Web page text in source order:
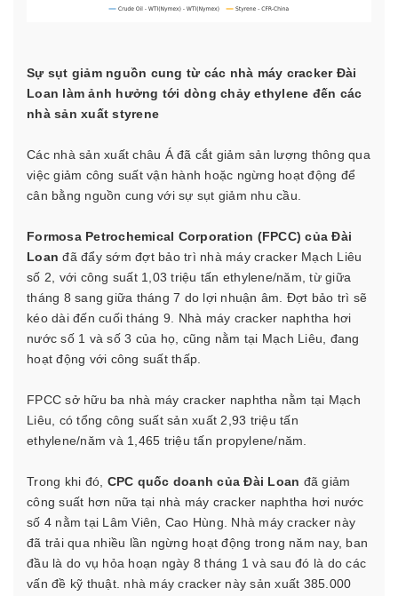
Sự sụt giảm nguồn cung từ các nhà máy cracker Đài
Loan làm ảnh hưởng tới dòng chảy ethylene đến các
nhà sản xuất styrene
Các nhà sản xuất châu Á đã cắt giảm sản lượng thông qua
việc giảm công suất vận hành hoặc ngừng hoạt động để
cân bằng nguồn cung với sự sụt giảm nhu cầu.
Formosa Petrochemical Corporation (FPCC) của Đài
Loan đã đẩy sớm đợt bảo trì nhà máy cracker Mạch Liêu
số 2, với công suất 1,03 triệu tấn ethylene/năm, từ giữa
tháng 8 sang giữa tháng 7 do lợi nhuận âm. Đợt bảo trì sẽ
kéo dài đến cuối tháng 9. Nhà máy cracker naphtha hơi
nước số 1 và số 3 của họ, cũng nằm tại Mạch Liêu, đang
hoạt động với công suất thấp.
FPCC sở hữu ba nhà máy cracker naphtha nằm tại Mạch
Liêu, có tổng công suất sản xuất 2,93 triệu tấn
ethylene/năm và 1,465 triệu tấn propylene/năm.
Trong khi đó, CPC quốc doanh của Đài Loan đã giảm
công suất hơn nữa tại nhà máy cracker naphtha hơi nước
số 4 nằm tại Lâm Viên, Cao Hùng. Nhà máy cracker này
đã trải qua nhiều lần ngừng hoạt động trong năm nay, ban
đầu là do vụ hỏa hoạn ngày 8 tháng 1 và sau đó là do các
vấn đề kỹ thuật. nhà máy cracker này sản xuất 385.000